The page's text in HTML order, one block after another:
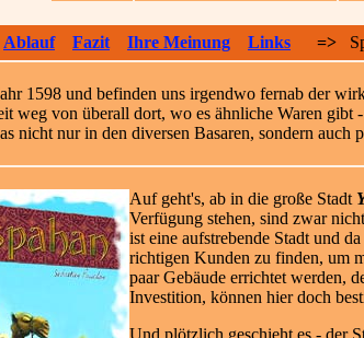
Ablauf Fazit Ihre Meinung Links =>
1598 und befinden uns irgendwo fernab der
weg von überall dort, wo es ähnliche Waren gibt
nicht nur in den diversen Basaren, sondern
Auf geht's, ab in die große Stadt
Verfügung stehen, sind zwar
ist eine aufstrebende Stadt und
richtigen Kunden zu finden, um
paar Gebäude errichtet werden,
Investition, können hier doch
Und plötzlich geschieht es - der